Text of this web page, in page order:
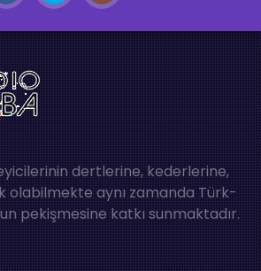
dertlerine, kederlerine,
olabilmekte aynı zamanda Türk-
pekişmesine katkı sunmaktadır.